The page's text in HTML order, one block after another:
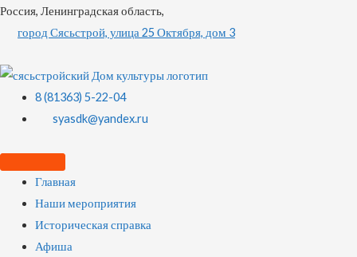
Россия, Ленинградская область,
город Сясьстрой, улица 25 Октября, дом 3
8 (81363) 5-22-04
syasdk@yandex.ru
Главная
Наши мероприятия
Историческая справка
Афиша